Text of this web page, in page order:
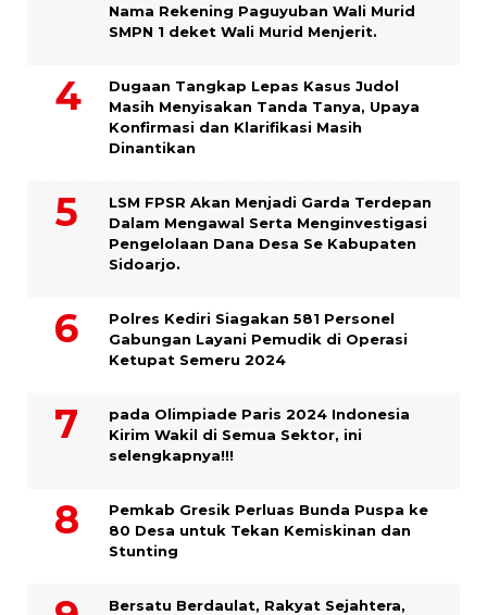
Nama Rekening Paguyuban Wali Murid
SMPN 1 deket Wali Murid Menjerit.
Dugaan Tangkap Lepas Kasus Judol
Masih Menyisakan Tanda Tanya, Upaya
Konfirmasi dan Klarifikasi Masih
Dinantikan
LSM FPSR Akan Menjadi Garda Terdepan
Dalam Mengawal Serta Menginvestigasi
Pengelolaan Dana Desa Se Kabupaten
Sidoarjo.
Polres Kediri Siagakan 581 Personel
Gabungan Layani Pemudik di Operasi
Ketupat Semeru 2024
pada Olimpiade Paris 2024 Indonesia
Kirim Wakil di Semua Sektor, ini
selengkapnya!!!
Pemkab Gresik Perluas Bunda Puspa ke
80 Desa untuk Tekan Kemiskinan dan
Stunting
Bersatu Berdaulat, Rakyat Sejahtera,